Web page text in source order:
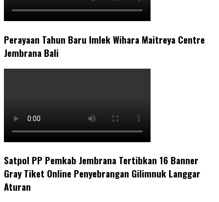
Perayaan Tahun Baru Imlek Wihara Maitreya Centre
Jembrana Bali
Satpol PP Pemkab Jembrana Tertibkan 16 Banner
Gray Tiket Online Penyebrangan Gilimnuk Langgar
Aturan